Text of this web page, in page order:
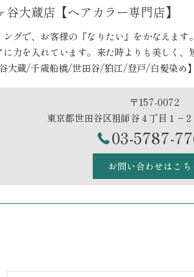
谷大蔵店【ヘアカラー専門店】
グで、お客様の『なりたい』をかなえま
力を入れています。来た時よりも美しく
大蔵/千歳船橋/世田谷/狛江/登戸/白髪染め】
〒157-0072
東京都世田谷区祖師谷４丁目１−
03-5787-
お問い合わせはこち